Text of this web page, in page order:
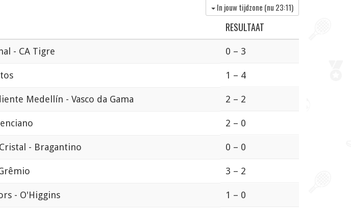
In jouw tijdzone (nu 23:11)
RESULTAAT
- CA Tigre 0 – 3
1 – 4
Medellín - Vasco da Gama 2 – 2
2 – 0
- Bragantino 0 – 0
3 – 2
- O'Higgins 1 – 0